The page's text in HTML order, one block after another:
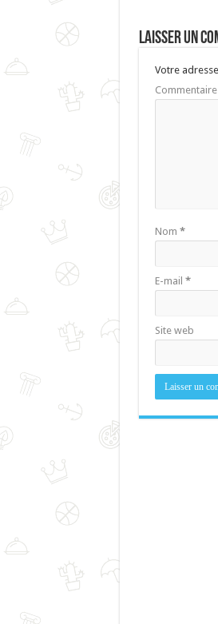
Laisser un
Votre
Commentaire
Nom *
E-mail *
Site web